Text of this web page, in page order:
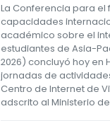
La Conferencia para
capacidades
académico sobre el
estudiantes de Asia-
2026) concluyó hoy en
jornadas de
Centro de Internet de
adscrito al Ministerio